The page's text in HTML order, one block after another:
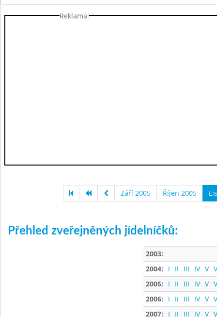
Reklama:
Září 2005 Říjen 2005
Přehled zveřejněných jídelníčků:
2003:
2004:
I II III IV V
2005:
I II III IV V
2006:
I II III IV V
2007:
I II III IV V